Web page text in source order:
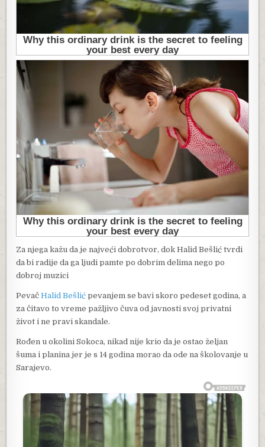
Za njega kažu da je najveći dobrotvor, dok Halid Bešlić tvrdi
da bi radije da ga ljudi pamte po dobrim delima nego po
dobroj muzici
PevačHalid Bešlićpevanjem se bavi skoro pedeset godina, a
za čitavo to vreme pažljivo čuva od javnosti svoj privatni
život i ne pravi skandale.
Rođen u okolini Sokoca, nikad nije krio da je ostao željan
šuma i planina jer je s 14 godina morao da ode na školovanje u
Sarajevo.